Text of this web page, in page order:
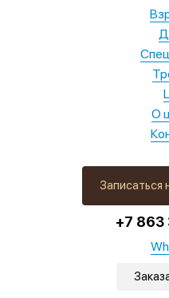
Записаться
+7 863
О